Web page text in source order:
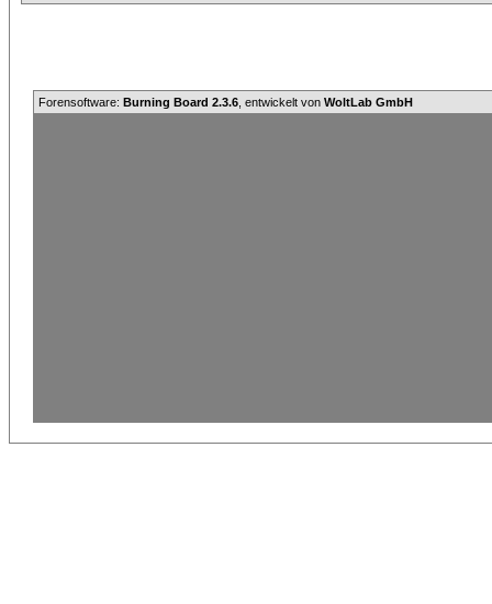
Forensoftware: Burning Board 2.3.6 , entwickelt von WoltLab GmbH